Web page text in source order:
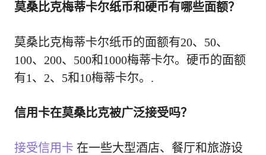
莫桑比克梅蒂卡尔纸币和硬币有哪些面额？
莫桑比克梅蒂卡尔纸币的面额有20、50、
100、200、500和1000梅蒂卡尔。硬币的面额
有1、2、5和10梅蒂卡尔。.
信用卡在莫桑比克被广泛接受吗？
接受信用卡 在一些大型酒店、餐厅和旅游设